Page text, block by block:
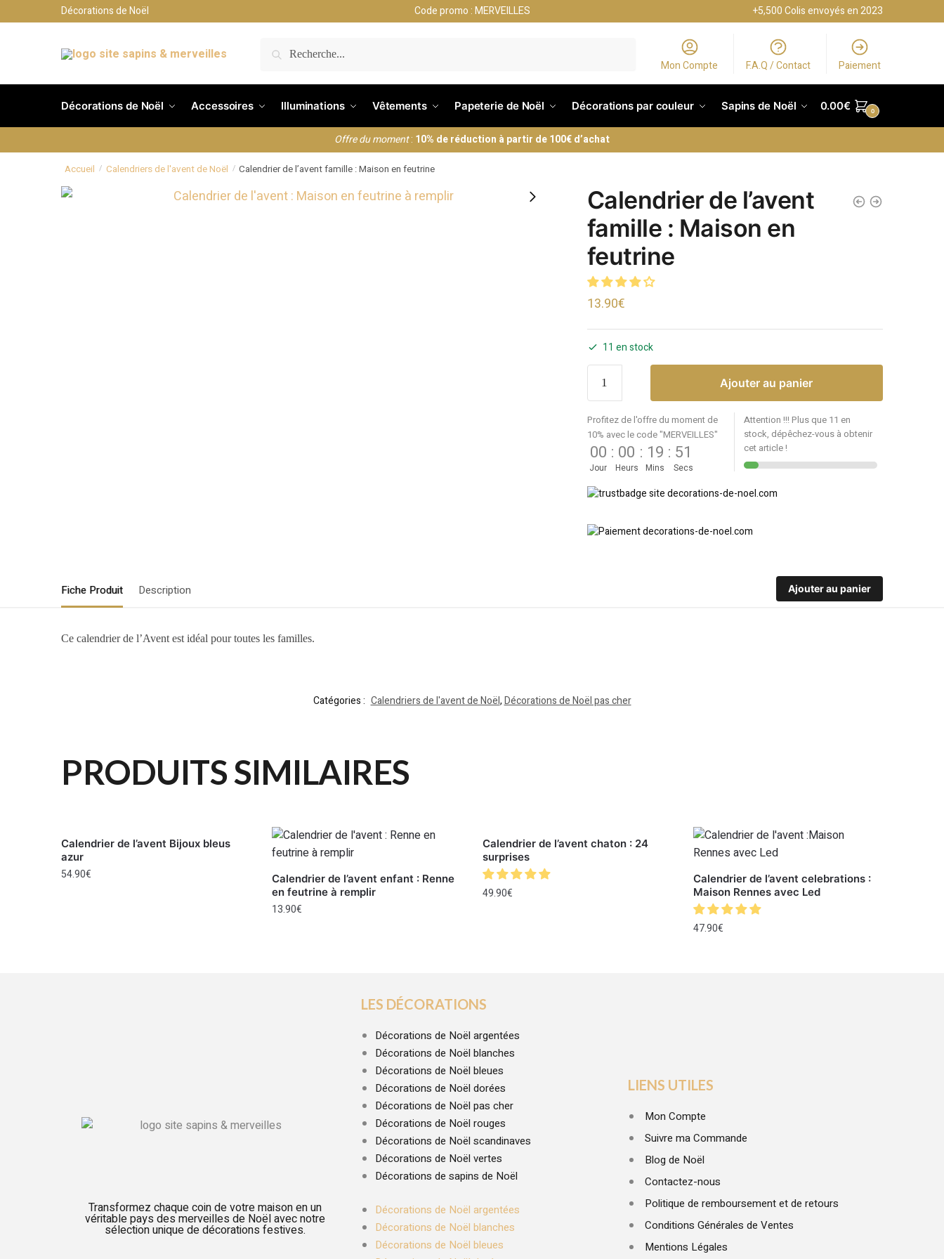
Décorations de Noël Code promo : MERVEILLES +5,500 Colis envoyés en 2023
RECHERCHE
Mon Compte F.A.Q / Contact Paiement
Décorations de Noël Accessoires Illuminations Vêtements Papeterie de Noël Décorations par couleur Sapins de Noël 0.00€ 0
Offre du moment: 10% de réduction à partir de 100€ d’achat
Accueil / Calendriers de l'avent de Noël / Calendrier de l’avent famille : Maison en feutrine
Calendrier de l’avent
famille : Maison en
feutrine
13.90€
11 en stock
Ajouter au panier
Profitez de l'offre du moment de
10% avec le code "MERVEILLES"
00
Jour
: 00
Heurs
: 19
Mins
: 51
Secs
Attention !!! Plus que 11 en
stock, dépêchez-vous à obtenir
cet article !
Fiche Produit Description Ajouter au panier
Ce calendrier de l’Avent est idéal pour toutes les familles.
Catégories : Calendriers de l'avent de Noël,Décorations de Noël pas cher
PRODUITS SIMILAIRES
Calendrier de l’avent Bijoux bleus
azur
54.90€
Calendrier de l’avent enfant : Renne
en feutrine à remplir
13.90€
Calendrier de l’avent chaton : 24
surprises
49.90€
Calendrier de l’avent celebrations :
Maison Rennes avec Led
47.90€
Transformez chaque coin de votre maison en un
véritable pays des merveilles de Noël avec notre
sélection unique de décorations festives.
LES DÉCORATIONS
Décorations de Noël argentées
Décorations de Noël blanches
Décorations de Noël bleues
Décorations de Noël dorées
Décorations de Noël pas cher
Décorations de Noël rouges
Décorations de Noël scandinaves
Décorations de Noël vertes
Décorations de sapins de Noël
Décorations de Noël argentées
Décorations de Noël blanches
Décorations de Noël bleues
LIENS UTILES
Mon Compte
Suivre ma Commande
Blog de Noël
Contactez-nous
Politique de remboursement et de retours
Conditions Générales de Ventes
Mentions Légales